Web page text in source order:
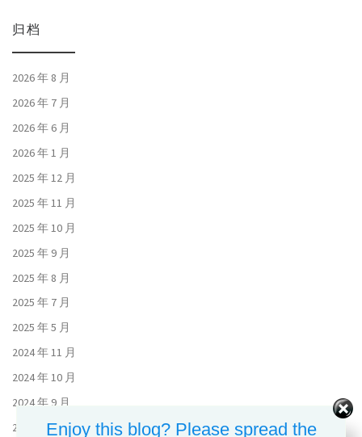
归档
2026 年 8 月
2026 年 7 月
2026 年 6 月
2026 年 1 月
2025 年 12 月
2025 年 11 月
2025 年 10 月
2025 年 9 月
2025 年 8 月
2025 年 7 月
2025 年 5 月
2024 年 11 月
2024 年 10 月
2024 年 9 月
2024 年 8 月Enjoy this blog? Please spread the